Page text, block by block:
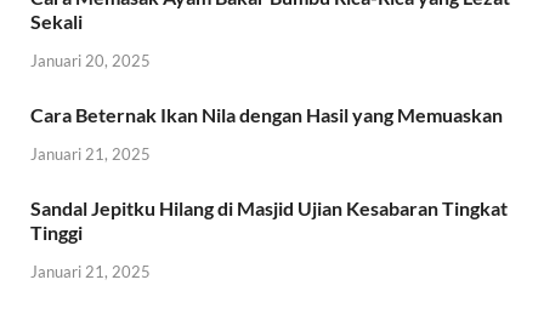
Sekali
Januari 20, 2025
Cara Beternak Ikan Nila dengan Hasil yang Memuaskan
Januari 21, 2025
Sandal Jepitku Hilang di Masjid Ujian Kesabaran Tingkat
Tinggi
Januari 21, 2025